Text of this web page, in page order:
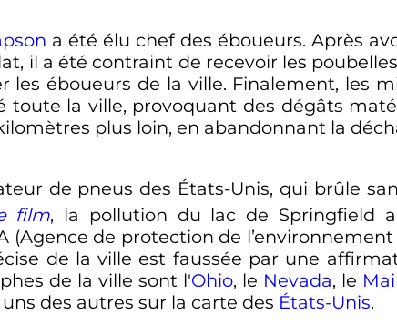
a été élu chef des éboueurs. Après
il a été contraint de recevoir les
éboueurs de la ville. Finalement, les
toute la ville, provoquant des dégâts
plus loin, en abandonnant la
de pneus des États-Unis, qui brûle
film, la pollution du lac de Springfield
de protection de l’environnement
de la ville est faussée par une
de la ville sont l'Ohio, le Nevada, le
des autres sur la carte des États-Unis.